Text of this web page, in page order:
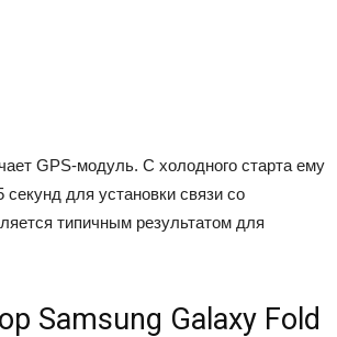
GPS-модуль. С холодного старта ему
секунд для установки связи со
типичным результатом для
Samsung Galaxy Fold